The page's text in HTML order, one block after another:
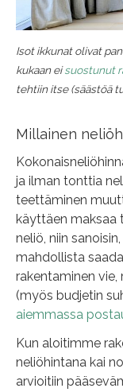
Isot ikkunat olivat
kukaan eisuostunut
tehtiin itse (säästöä
Millainen
ja ilman tonttia
teettäminen
käyttäen maksaa
neliö, niin
mahdollista
rakentaminen
(myös budjetin
aiemmassa
Kun aloitimme
neliöhintana kai
arvioitiin